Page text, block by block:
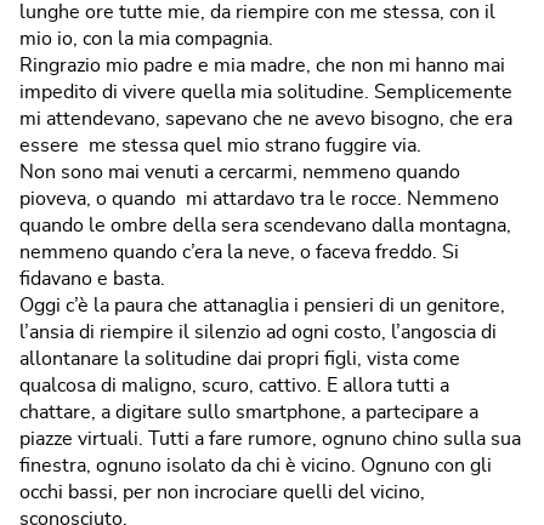
lunghe ore tutte mie, da riempire con me stessa, con il
mio io, con la mia compagnia.
Ringrazio mio padre e mia madre, che non mi hanno mai
impedito di vivere quella mia solitudine. Semplicemente
mi attendevano, sapevano che ne avevo bisogno, che era
essere me stessa quel mio strano fuggire via.
Non sono mai venuti a cercarmi, nemmeno quando
pioveva, o quando mi attardavo tra le rocce. Nemmeno
quando le ombre della sera scendevano dalla montagna,
nemmeno quando c’era la neve, o faceva freddo. Si
fidavano e basta.
Oggi c’è la paura che attanaglia i pensieri di un genitore,
l’ansia di riempire il silenzio ad ogni costo, l’angoscia di
allontanare la solitudine dai propri figli, vista come
qualcosa di maligno, scuro, cattivo. E allora tutti a
chattare, a digitare sullo smartphone, a partecipare a
piazze virtuali. Tutti a fare rumore, ognuno chino sulla sua
finestra, ognuno isolato da chi è vicino. Ognuno con gli
occhi bassi, per non incrociare quelli del vicino,
sconosciuto.